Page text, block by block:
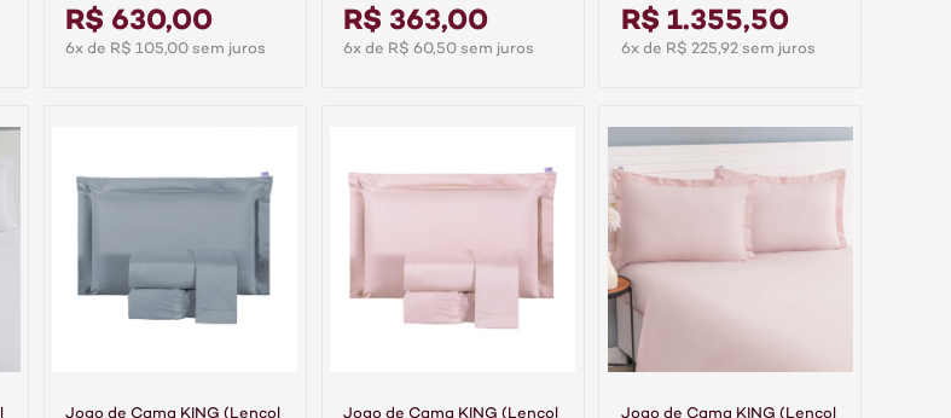
R$ 630,00
6x de R$ 105,00 sem juros
R$ 363,00
6x de R$ 60,50 sem juros
R$ 1.355,50
6x de R$ 225,92 sem juros
Jogo de Cama KING (Lençol
Jogo de Cama KING (Lençol
Jogo de Cama KING (Lençol